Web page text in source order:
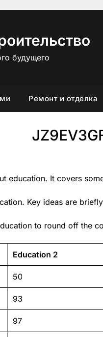
будущего
Ремонт и отделка
education. It covers
Key ideas are
to round off the
Education 2
50
93
97